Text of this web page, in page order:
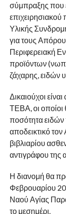
σύμπραξης που
επιχειρησιακού
Υλικής
για τους
Περιφερειακή
προϊόντων
ζάχαρης, ειδών
Δικαιούχοι
ΤΕΒΑ, οι
ποσότητα ειδών
αποδεικτικό
βιβλιαρίου
αντιγράφου της
Η διανομή θα
Φεβρουαρίου
Ναού Αγίας
το μεσημέρι.